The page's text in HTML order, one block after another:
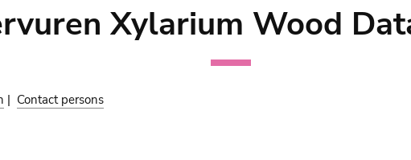
Xylarium Wood
| Contact persons